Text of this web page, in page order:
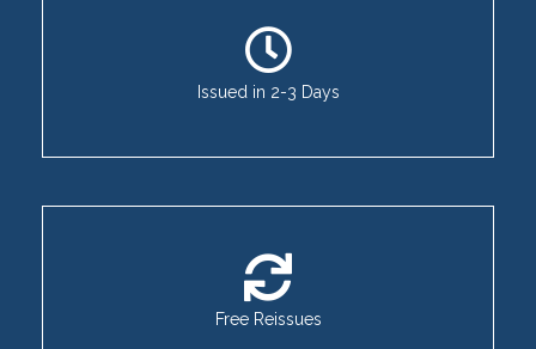
Issued in 2-3 Days
Free Reissues